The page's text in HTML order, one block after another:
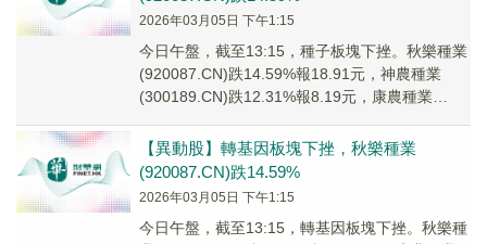
2026年03月05日 下午1:15
今日午盤，截至13:15，種子板塊下挫。秋樂種業
(920087.CN)跌14.59%報18.91元，神農種業
(300189.CN)跌12.31%報8.19元，康農種業
【異動股】轉基因板塊下挫，秋樂種業
(920087.CN)跌14.59%
2026年03月05日 下午1:15
今日午盤，截至13:15，轉基因板塊下挫。秋樂種